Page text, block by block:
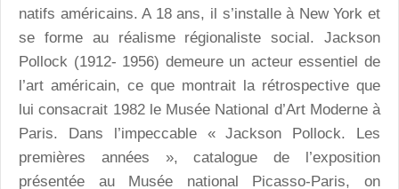
natifs américains. A 18 ans, il s’installe à New York et
se forme au réalisme régionaliste social. Jackson
Pollock (1912- 1956) demeure un acteur essentiel de
l’art américain, ce que montrait la rétrospective que
lui consacrait 1982 le Musée National d’Art Moderne à
Paris. Dans l’impeccable « Jackson Pollock. Les
premières années », catalogue de l’exposition
présentée au Musée national Picasso-Paris, on